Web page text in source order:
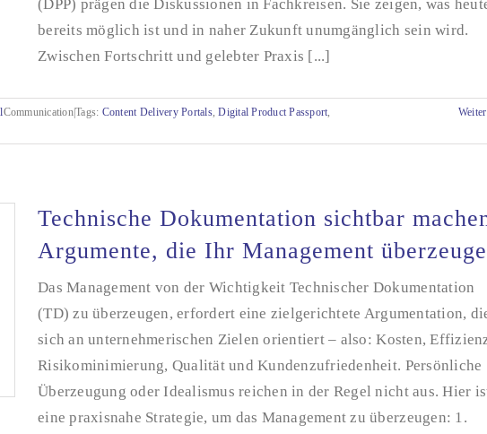
(DPP) prägen die Diskussionen in Fachkreisen. Sie zeigen, was
bereits möglich ist und in naher Zukunft unumgänglich sein wird.
Zwischen Fortschritt und gelebter Praxis [...]
Communication|Tags: Content Delivery Portals,Digital Product Passport,
Technische Dokumentation sichtbar
Argumente, die Ihr Management
Das Management von der Wichtigkeit Technischer Dokumentation
(TD) zu überzeugen, erfordert eine zielgerichtete Argumentation,
sich an unternehmerischen Zielen orientiert – also: Kosten,
Risikominimierung, Qualität und Kundenzufriedenheit. Persönliche
Überzeugung oder Idealismus reichen in der Regel nicht aus. Hier
eine praxisnahe Strategie, um das Management zu überzeugen: 1.